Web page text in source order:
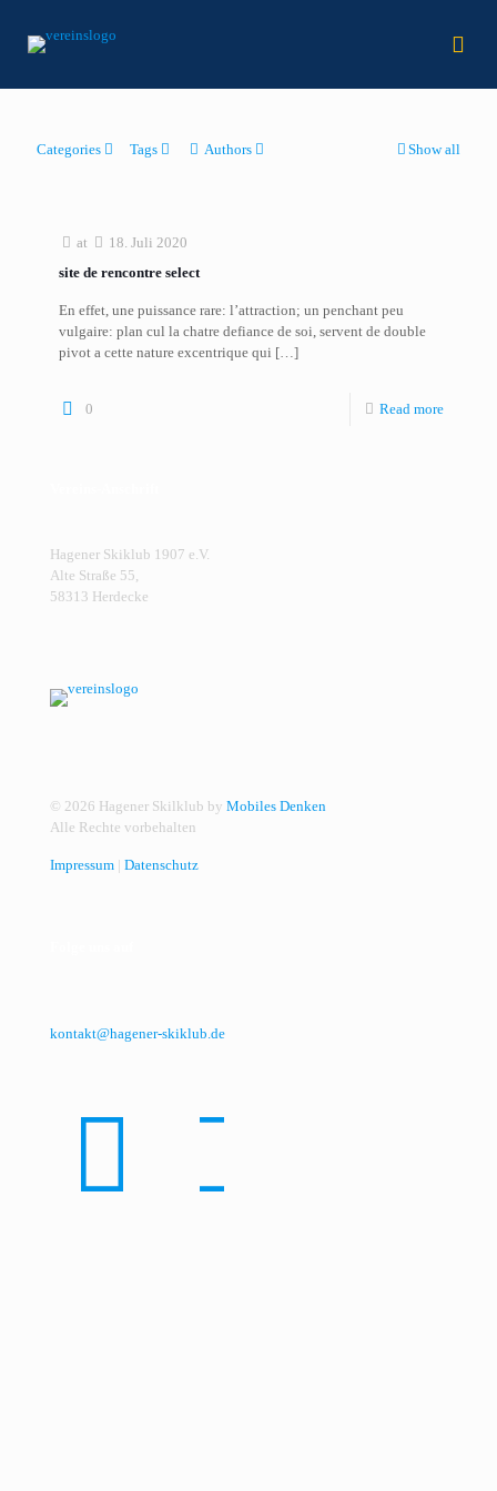
Categories Tags Authors Show all
at
18. Juli 2020
site de rencontre select
En effet, une puissance rare: l’attraction; un penchant peu
vulgaire: plan cul la chatre defiance de soi, servent de double
pivot a cette nature excentrique qui […]
0 Read more
Hagener Skiklub 1907 e.V.
Alte Straße 55,
58313 Herdecke
© 2026 Hagener Skilklub by Mobiles Denken
Alle Rechte vorbehalten
Impressum | Datenschutz
kontakt@hagener-skiklub.de